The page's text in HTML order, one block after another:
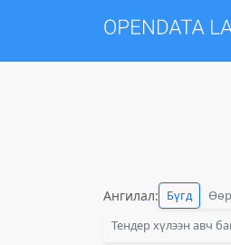
Ангилал: Бүгд
Тендер хүлээн авч